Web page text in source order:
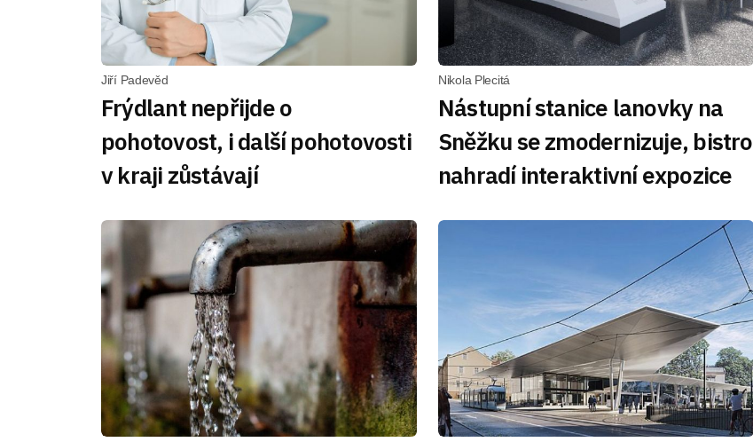
Jiří Padevěd
Frýdlant nepřijde o
pohotovost, i další pohotovosti
v kraji zůstávají
Nikola Plecitá
Nástupní stanice lanovky na
Sněžku se zmodernizuje, bistro
nahradí interaktivní expozice